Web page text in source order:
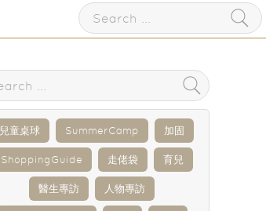
兒童桌球 SummerCamp 加固
ShoppingGuide 走佬袋 育兒
醫生專訪 人物專訪